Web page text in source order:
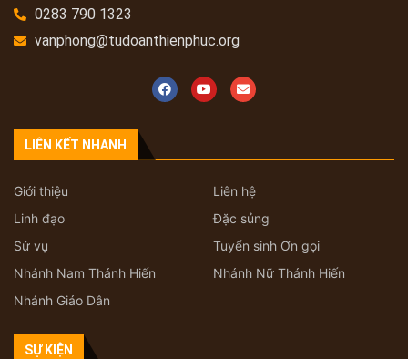
0283 790 1323
vanphong@tudoanthienphuc.org
LIÊN KẾT NHANH
Giới thiệu
Liên hệ
Linh đạo
Đặc sủng
Sứ vụ
Tuyển sinh Ơn gọi
Nhánh Nam Thánh Hiến
Nhánh Nữ Thánh Hiến
Nhánh Giáo Dân
SỰ KIỆN